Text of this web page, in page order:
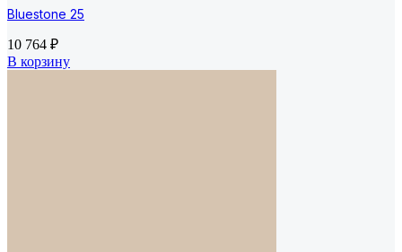
Bluestone 25
10 764 ₽
В корзину